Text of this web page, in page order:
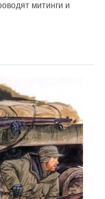
митинги и